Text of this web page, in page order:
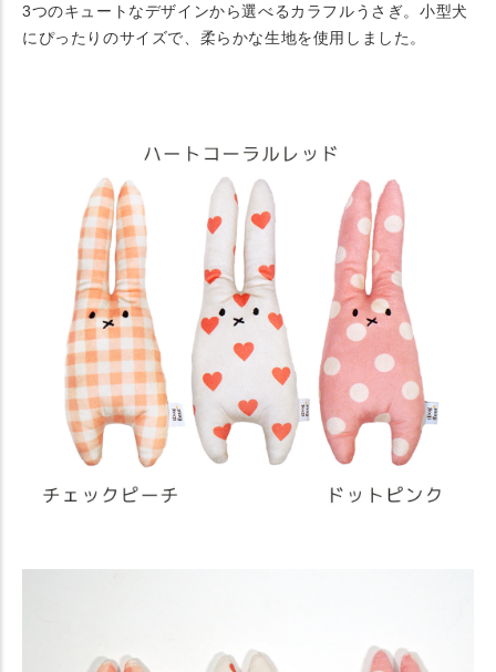
3つのキュートなデザインから選べるカラフルうさぎ。小型犬
にぴったりのサイズで、柔らかな生地を使用しました。